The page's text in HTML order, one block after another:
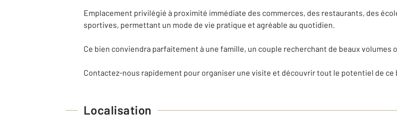
Emplacement privilégié à proximité immédiate des commerces, des restaurants, des
sportives, permettant un mode de vie pratique et agréable au quotidien.
Ce bien conviendra parfaitement à une famille, un couple recherchant de beaux volumes
Contactez-nous rapidement pour organiser une visite et découvrir tout le potentiel de ce
Localisation